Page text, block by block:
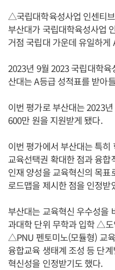
△국립대학육성사업 인센티
부산대가 국립대학육성사업
거점 국립대 가운데 유일하게
2023년 9월 2023 국립대학
산대는 A등급 성적표를 받아
이번 평가로 부산대는 2023
600만 원을 지원받게 됐다.
이번 평가에서 부산대는 특
교육선택권 확대한 점과 융
인재 양성을 교육혁신의 목
로드맵을 제시한 점을 인정받
부산대는 교육혁신 우수성을
과대학 단위 무학과 입학 △
△PNU 펜토미노(모듈형) 교
융합교육 생태계 조성 등 단
혁신성을 인정받기도 했다.